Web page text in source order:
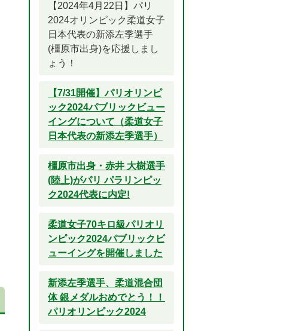
【2024年4月22日】パリ
2024オリンピック柔道女子
日本代表の新添左季選手
(橿原市出身)を応援しまし
ょう！
【7/31開催】パリオリンピ
ック2024パブリックビュー
イングについて（柔道女子
日本代表の新添左季選手）
橿原市出身・赤井 大樹選手
(陸上)がパリ パラリンピッ
ク2024代表に内定!
柔道女子70キロ級パリオリ
ンピック2024パブリックビ
ューイングを開催しました
新添左季選手、柔道混合団
体 銀メダルおめでとう！！
パリオリンピック2024